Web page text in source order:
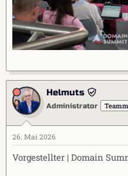
Helmuts
Administrator
26. Mai 2026
Vorgestellter | Domain